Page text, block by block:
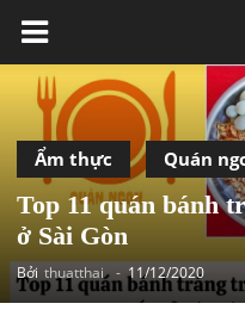
Ẩm thực Quán
Top 11 quán bánh
ở Sài Gòn
Bởi thuatthai - 11/12/2020